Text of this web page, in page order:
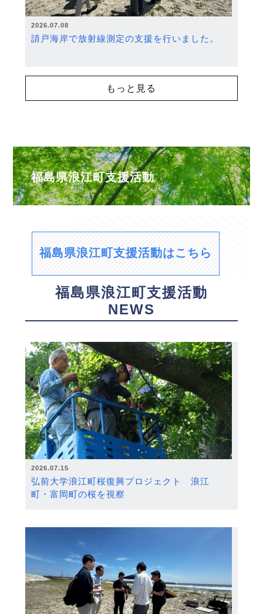
2026.07.08
請戸海岸で放射線測定の支援を行いました。
もっと見る
福島県浪江町支援活動
福島県浪江町支援活動はこちら
福島県浪江町支援活動
NEWS
2026.07.15
弘前大学浪江町桜復興プロジェクト 浪江
町・富岡町の桜を視察